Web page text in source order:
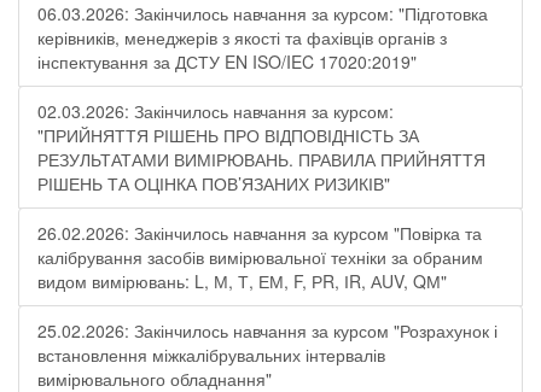
06.03.2026: Закінчилось навчання за курсом: "Підготовка
керівників, менеджерів з якості та фахівців органів з
інспектування за ДСТУ EN ISO/IEC 17020:2019"
02.03.2026: Закінчилось навчання за курсом:
"ПРИЙНЯТТЯ РІШЕНЬ ПРО ВІДПОВІДНІСТЬ ЗА
РЕЗУЛЬТАТАМИ ВИМІРЮВАНЬ. ПРАВИЛА ПРИЙНЯТТЯ
РІШЕНЬ ТА ОЦІНКА ПОВ’ЯЗАНИХ РИЗИКІВ"
26.02.2026: Закінчилось навчання за курсом "Повірка та
калібрування засобів вимірювальної техніки за обраним
видом вимірювань: L, М, Т, ЕМ, F, РR, ІR, АUV, QМ"
25.02.2026: Закінчилось навчання за курсом "Розрахунок і
встановлення міжкалібрувальних інтервалів
вимірювального обладнання"